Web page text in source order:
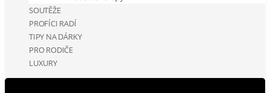
SOUTĚŽE
PROFÍCI RADÍ
TIPY NA DÁRKY
PRO RODIČE
LUXURY